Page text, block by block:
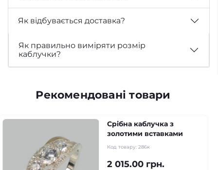
Як відбувається доставка?
Як правильно виміряти розмір
каблучки?
Рекомендовані товари
Срібна каблучка з
золотими вставками
Код товару: 286к
2 015.00 грн.